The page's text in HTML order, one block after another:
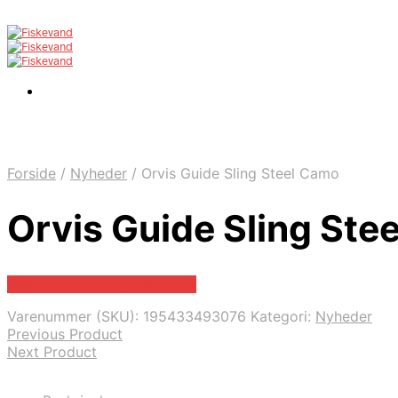
Forside / Nyheder / Orvis Guide Sling Steel Camo
Orvis Guide Sling
Varenummer (SKU): 195433493076 Kategori: Nyheder
Previous Product
Next Product